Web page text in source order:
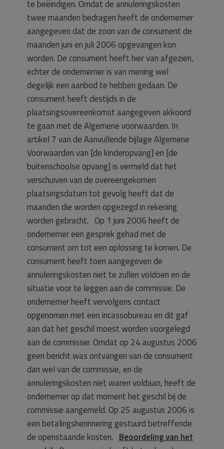
te beëindigen. Omdat de annuleringskosten
twee maanden bedragen heeft de ondernemer
aangegeven dat de zoon van de consument de
maanden juni en juli 2006 opgevangen kon
worden. De consument heeft hier van afgezien,
echter de ondernemer is van mening wel
degelijk een aanbod te hebben gedaan. De
consument heeft destijds in de
plaatsingsovereenkomst aangegeven akkoord
te gaan met de Algemene voorwaarden. In
artikel 7 van de Aanvullende bijlage Algemene
Voorwaarden van [de kinderopvang] en [de
buitenschoolse opvang] is vermeld dat het
verschuiven van de overeengekomen
plaatsingsdatum tot gevolg heeft dat de
maanden die worden opgezegd in rekening
worden gebracht. Op 1 juni 2006 heeft de
ondernemer een gesprek gehad met de
consument om tot een oplossing te komen. De
consument heeft toen aangegeven de
annuleringskosten niet te zullen voldoen en de
situatie voor te leggen aan de commissie. De
ondernemer heeft vervolgens contact
opgenomen met een incassobureau en dit gaf
aan dat het geschil moest worden voorgelegd
aan de commissie. Omdat op 24 augustus 2006
geen bericht was ontvangen van de consument
dan wel van de commissie, en de
annuleringskosten niet waren voldaan, heeft de
ondernemer op dat moment het geschil bij de
commissie aangemeld. Op 25 augustus 2006 is
een betalingsherinnering gestuurd betreffende
de openstaande kosten. Beoordeling van het